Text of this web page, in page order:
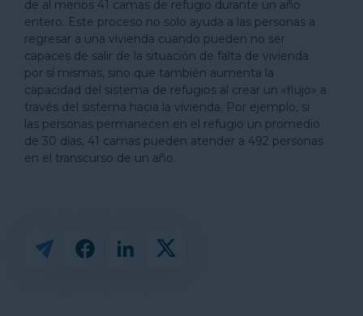
de al menos 41 camas de refugio durante un año
entero. Este proceso no solo ayuda a las personas a
regresar a una vivienda cuando pueden no ser
capaces de salir de la situación de falta de vivienda
por sí mismas, sino que también aumenta la
capacidad del sistema de refugios al crear un «flujo» a
través del sistema hacia la vivienda. Por ejemplo, si
las personas permanecen en el refugio un promedio
de 30 días, 41 camas pueden atender a 492 personas
en el transcurso de un año.